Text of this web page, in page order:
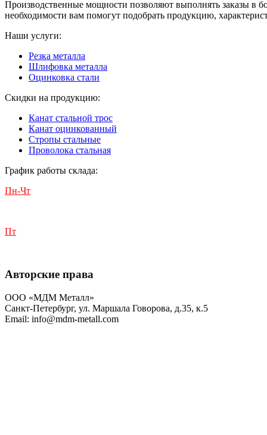
Производственные мощности позволяют выполнять заказы в
необходимости вам помогут подобрать продукцию,
Наши услуги:
Резка металла
Шлифовка металла
Оцинковка стали
Скидки на продукцию:
Канат стальной трос
Канат оцинкованный
Стропы стальные
Проволока стальная
График работы склада:
Пн-Чт
Пт
Авторские права
ООО «МДМ Металл»
Санкт-Петербург, ул. Маршала Говорова, д.35, к.5
Email: info@mdm-metall.com